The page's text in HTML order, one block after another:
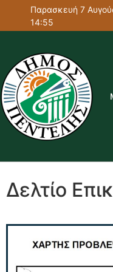
Παρασκευή 7
14:55
Δελτίο